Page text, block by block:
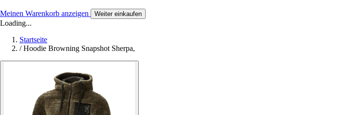
Meinen Warenkorb anzeigen Weiter einkaufen
Loading...
Startseite
/ Hoodie Browning Snapshot Sherpa,